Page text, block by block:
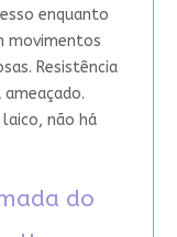
enquanto
movimentos
Resistência
não há
do